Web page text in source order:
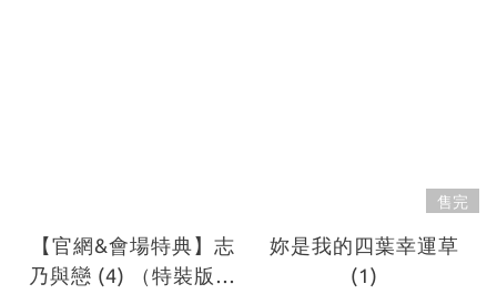
【官網&會場特典】志
乃與戀 (4) （特裝版）
售完
妳是我的四葉幸運草
(1)